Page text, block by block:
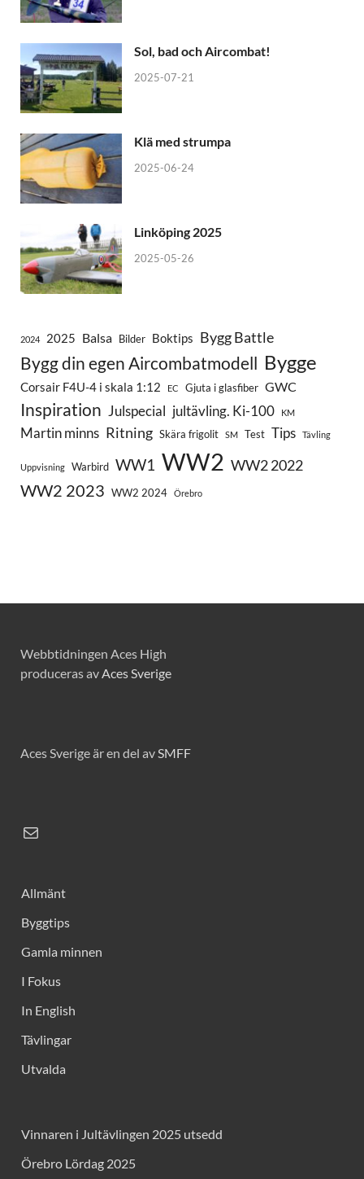
Sol, bad och Aircombat!
2025-07-21
Klä med strumpa
2025-06-24
Linköping 2025
2025-05-26
2024 2025 Balsa Bilder Boktips Bygg Battle
Bygg din egen Aircombatmodell Bygge
Corsair F4U-4 i skala 1:12 EC Gjuta i glasfiber GWC
Inspiration Julspecial jultävling. Ki-100 KM
Martin minns Ritning Skära frigolit SM Test Tips Tävling
Uppvisning Warbird WW1 WW2 WW2 2022
WW2 2023 WW2 2024 Örebro
Webbtidningen Aces High
produceras avAces Sverige
Aces Sverige är en del avSMFF
Allmänt
Byggtips
Gamla minnen
I Fokus
In English
Tävlingar
Utvalda
Vinnaren i Jultävlingen 2025 utsedd
Örebro Lördag 2025